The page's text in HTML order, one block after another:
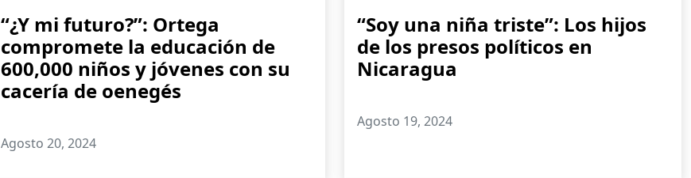
“¿Y mi futuro?”: Ortega
compromete la educación de
600,000 niños y jóvenes con su
cacería de oenegés
Agosto 20, 2024
“Soy una niña triste”: Los hijos
de los presos políticos en
Nicaragua
Agosto 19, 2024